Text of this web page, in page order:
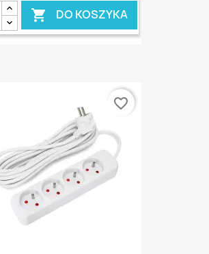
 DO KOSZYKA
favorite_border